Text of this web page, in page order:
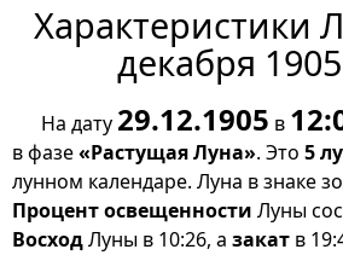
Характеристики
декабря
На дату 29.12.1905 в
в фазе«Растущая Луна». Это 5
лунном календаре. Луна в знаке
Процент освещенности Луны
ВосходЛуны в 10:26, а закат в